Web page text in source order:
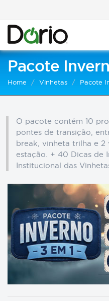
Pacote
Home Vinhetas Pacote
O pacote contém 10
pontes de transição,
break, vinheta trilha e 2
estação. + 40 Dicas de
Institucional das